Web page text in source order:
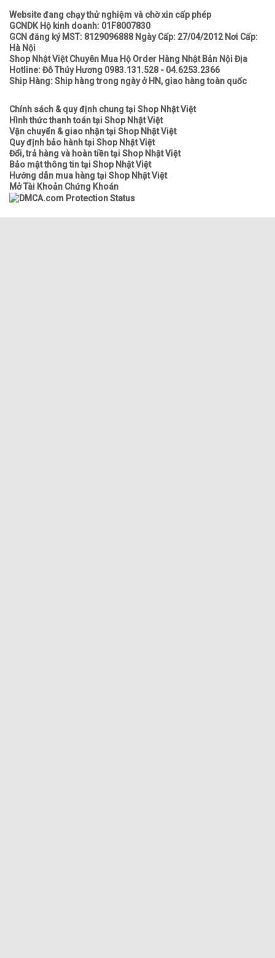
Website đang chạy thử nghiệm và chờ xin cấp phép
GCNDK Hộ kinh doanh: 01F8007830
GCN đăng ký MST: 8129096888 Ngày Cấp: 27/04/2012 Nơi Cấp:
Hà Nội
Shop Nhật Việt Chuyên Mua Hộ Order Hàng Nhật Bản Nội Địa
Hotline: Đỗ Thúy Hương 0983.131.528 - 04.6253.2366
Ship Hàng: Ship hàng trong ngày ở HN, giao hàng toàn quốc
Chính sách & quy định chung tại Shop Nhật Việt
Hình thức thanh toán tại Shop Nhật Việt
Vận chuyển & giao nhận tại Shop Nhật Việt
Quy định bảo hành tại Shop Nhật Việt
Đổi, trả hàng và hoàn tiền tại Shop Nhật Việt
Bảo mật thông tin tại Shop Nhật Việt
Hướng dẫn mua hàng tại Shop Nhật Việt
Mở Tài Khoản Chứng Khoán